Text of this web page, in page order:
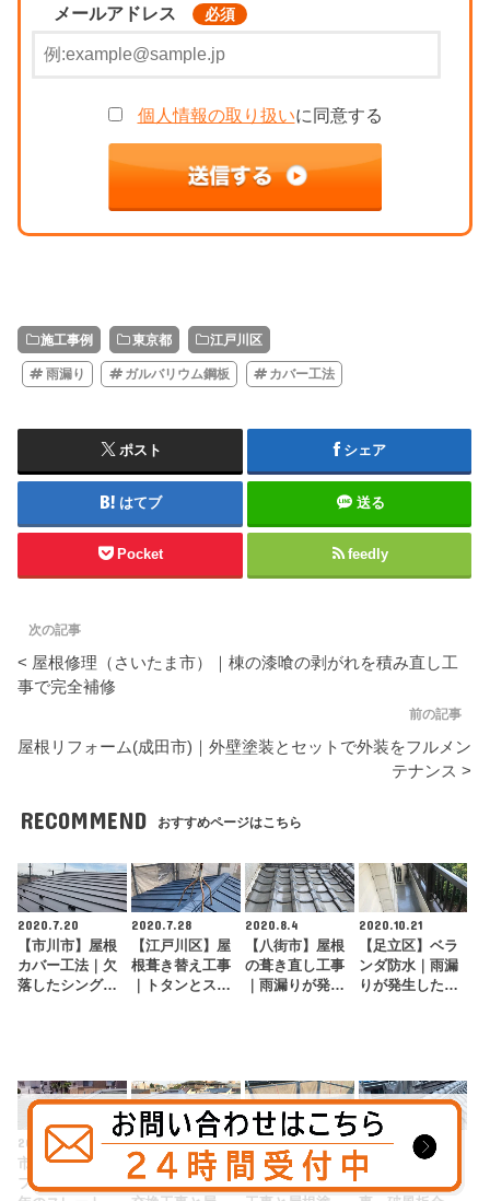
メールアドレス 必須
個人情報の取り扱いに同意する
施工事例 東京都 江戸川区
雨漏り ガルバリウム鋼板 カバー工法
ポスト シェア
はてブ 送る
Pocket feedly
次の記事
< 屋根修理（さいたま市）｜棟の漆喰の剥がれを積み直し工
事で完全補修
前の記事
屋根リフォーム(成田市)｜外壁塗装とセットで外装をフルメン
テナンス >
RECOMMEND おすすめページはこちら
2020.7.20
【市川市】屋根
カバー工法｜欠
落したシングル
2020.7.28
【江戸川区】屋
根葺き替え工事
｜トタンとスレ
2020.8.4
【八街市】屋根
の葺き直し工事
｜雨漏りが発生
2020.10.21
【足立区】ベラ
ンダ防水｜雨漏
りが発生したベ
2021.10.13
市原市の屋根リ
フォーム | 築30
2020.10.14
【墨田区】屋根
塗装｜棟板金の
2023.3.22
横浜市の屋根塗
装 | 棟板金交換
2021.1.11
千葉市の屋根修
理 | 漆喰補修工